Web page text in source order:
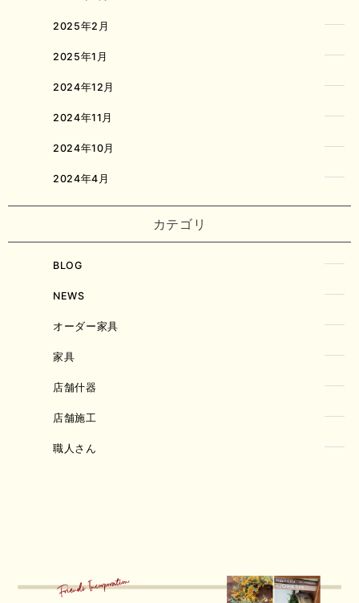
2025年2月
2025年1月
2024年12月
2024年11月
2024年10月
2024年4月
カテゴリ
BLOG
NEWS
オーダー家具
家具
店舗什器
店舗施工
職人さん